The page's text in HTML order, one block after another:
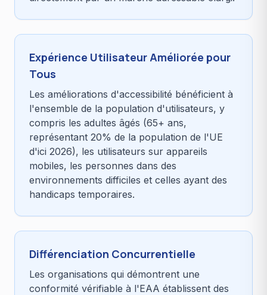
Expérience Utilisateur Améliorée pour
Tous
Les améliorations d'accessibilité bénéficient à
l'ensemble de la population d'utilisateurs, y
compris les adultes âgés (65+ ans,
représentant 20% de la population de l'UE
d'ici 2026), les utilisateurs sur appareils
mobiles, les personnes dans des
environnements difficiles et celles ayant des
handicaps temporaires.
Différenciation Concurrentielle
Les organisations qui démontrent une
conformité vérifiable à l'EAA établissent des